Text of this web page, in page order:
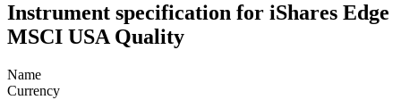
Instrument specification for iShares Edge
MSCI USA Quality
Name
Currency